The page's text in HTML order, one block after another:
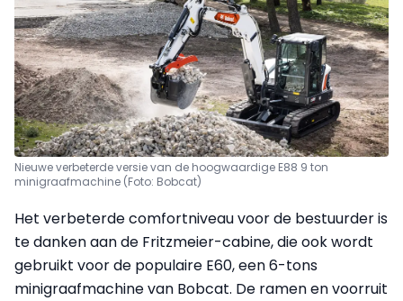
Nieuwe verbeterde versie van de hoogwaardige E88 9 ton
minigraafmachine (Foto: Bobcat)
Het verbeterde comfortniveau voor de bestuurder is
te danken aan de Fritzmeier-cabine, die ook wordt
gebruikt voor de populaire E60, een 6-tons
minigraafmachine van Bobcat. De ramen en voorruit